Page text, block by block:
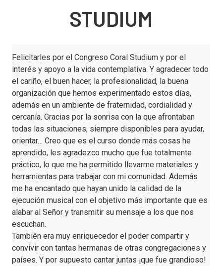
STUDIUM
Felicitarles por el Congreso Coral Studium y por el
interés y apoyo a la vida contemplativa. Y agradecer todo
el cariño, el buen hacer, la profesionalidad, la buena
organización que hemos experimentado estos días,
además en un ambiente de fraternidad, cordialidad y
cercanía. Gracias por la sonrisa con la que afrontaban
todas las situaciones, siempre disponibles para ayudar,
orientar… Creo que es el curso donde más cosas he
aprendido, les agradezco mucho que fue totalmente
práctico, lo que me ha permitido llevarme materiales y
herramientas para trabajar con mi comunidad. Además
me ha encantado que hayan unido la calidad de la
ejecución musical con el objetivo más importante que es
alabar al Señor y transmitir su mensaje a los que nos
escuchan.
También era muy enriquecedor el poder compartir y
convivir con tantas hermanas de otras congregaciones y
países. Y por supuesto cantar juntas ¡que fue grandioso!